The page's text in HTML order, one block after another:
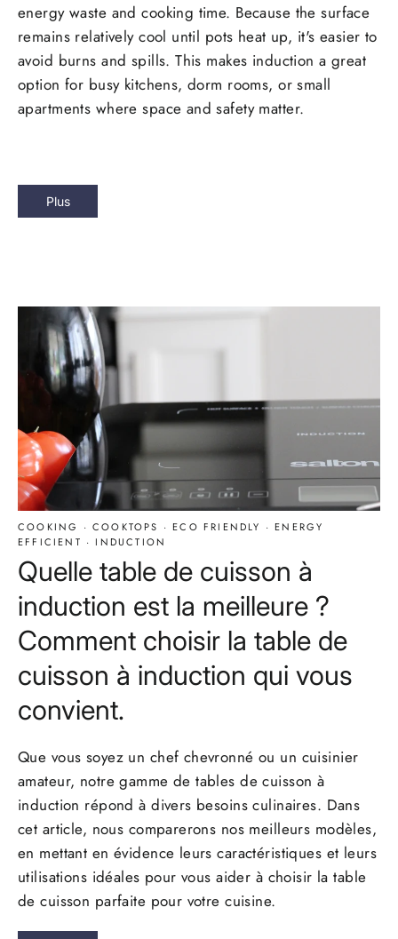
energy waste and cooking time. Because the surface
remains relatively cool until pots heat up, it's easier to
avoid burns and spills. This makes induction a great
option for busy kitchens, dorm rooms, or small
apartments where space and safety matter.
Plus
COOKING · COOKTOPS · ECO FRIENDLY · ENERGY
EFFICIENT · INDUCTION
Quelle table de cuisson à
induction est la meilleure ?
Comment choisir la table de
cuisson à induction qui vous
convient.
Que vous soyez un chef chevronné ou un cuisinier
amateur, notre gamme de tables de cuisson à
induction répond à divers besoins culinaires. Dans
cet article, nous comparerons nos meilleurs modèles,
en mettant en évidence leurs caractéristiques et leurs
utilisations idéales pour vous aider à choisir la table
de cuisson parfaite pour votre cuisine.